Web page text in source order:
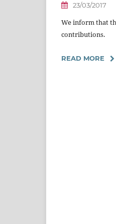
23/03/2017
We inform that
contributions.
READ MORE